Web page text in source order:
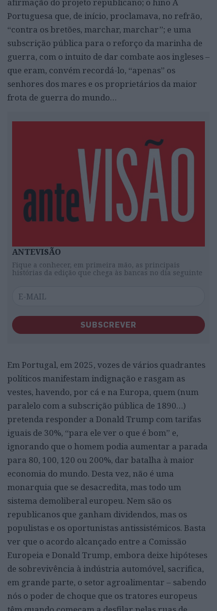
Portuguesa que, de início, proclamava, no refrão,
“contra os bretões, marchar, marchar”; e uma
subscrição pública para o reforço da marinha de
guerra, com o intuito de dar combate aos ingleses –
que eram, convém recordá-lo, “apenas” os
senhores dos mares e os proprietários da maior
frota de guerra do mundo…
ANTEVISÃO
Fique a conhecer, em primeira mão, as principais
histórias da edição que chega às bancas no dia seguinte
SUBSCREVER
Em Portugal, em 2025, vozes de vários quadrantes
políticos manifestam indignação e rasgam as
vestes, havendo, por cá e na Europa, quem (num
paralelo com a subscrição pública de 1890…)
pretenda responder a Donald Trump com tarifas
iguais de 30%, “para ele ver o que é bom” e,
ignorando que o homem podia aumentar a parada
para 80, 100, 120 ou 200%, dar batalha à maior
economia do mundo. Desta vez, não é uma
monarquia que se desacredita, mas todo um
sistema demoliberal europeu. Nem são os
republicanos que ganham dividendos, mas os
populistas e os oportunistas antissistémicos. Basta
ver que o acordo alcançado entre a Comissão
Europeia e Donald Trump, embora deixe hipóteses
de sobrevivência à indústria automóvel, sacrifica,
em grande parte, o setor agroalimentar – sabendo
nós o poder de choque que os tratores europeus